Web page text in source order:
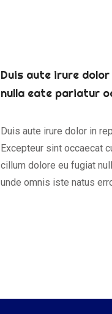
Duis aute irure
nulla eate pariatur
Duis aute irure dolor in
Excepteur sint occaecat
cillum dolore eu fugiat
unde omnis iste natus